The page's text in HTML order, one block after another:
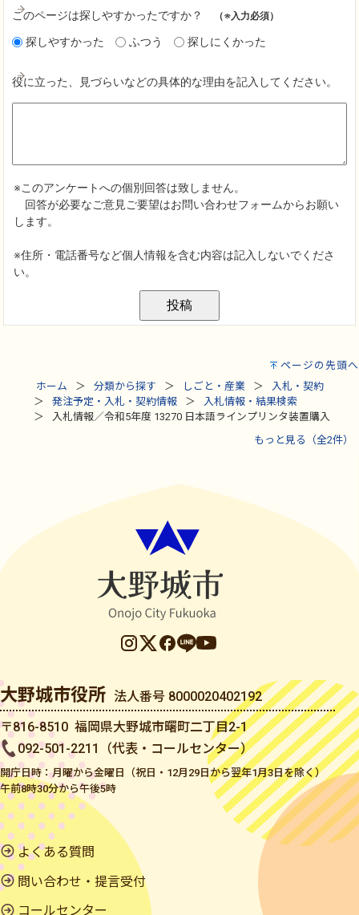
ページの先頭へ
ホーム
分類から探す しごと・産業
入札・契約
発注予定・入札・契約情報
入札情報・結果検索
入札情報／令和5年度 13270 日本語ラインプリンタ装置購入
もっと見る（全2件）
大野城市役所 法人番号 8000020402192
〒816-8510 福岡県大野城市曙町二丁目2-1
092-501-2211（代表・コールセンター）
開庁日時：月曜から金曜日（祝日・12月29日から翌年1月3日を除く）
午前8時30分から午後5時
よくある質問
問い合わせ・提言受付
コールセンター